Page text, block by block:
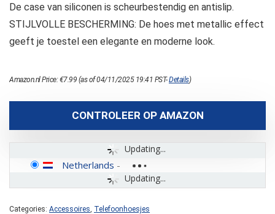
De case van siliconen is scheurbestendig en antislip.
STIJLVOLLE BESCHERMING: De hoes met metallic effect
geeft je toestel een elegante en moderne look.
Amazon.nl Price:€7.99 (as of 04/11/2025 19:41 PST-Details)
CONTROLEER OP AMAZON
Updating...
Updating...
Netherlands -
Categories: Accessoires Telefoonhoesjes